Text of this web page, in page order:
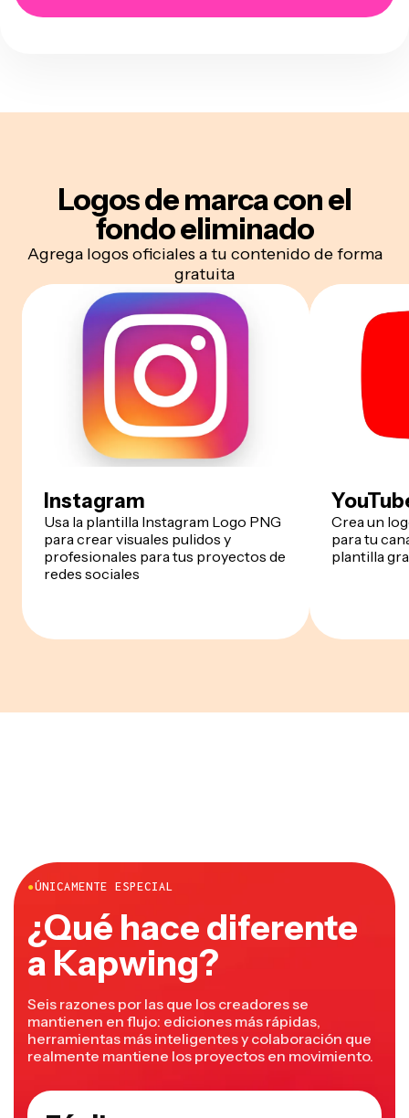
Logos de marcacon el
fondo eliminado
Agrega logos oficiales a tu contenido de forma
gratuita
Instagram
Usa la plantilla Instagram Logo PNG
para crear visuales pulidos y
profesionales para tus proyectos de
redes sociales
Crea un
para tu
plantilla
●ÚNICAMENTE ESPECIAL
¿Qué hace diferente
a Kapwing?
Seis razones por las que los creadores se
mantienen en flujo: ediciones más rápidas,
herramientas más inteligentes y colaboración que
realmente mantiene los proyectos en movimiento.